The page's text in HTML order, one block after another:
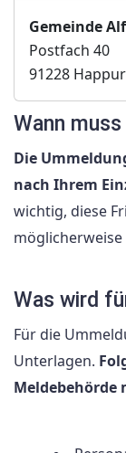
Gemeinde
Postfach 40
91228
Wann
Die
nach Ihrem
wichtig, diese
Was wird
Für die
Unterlagen.
Meldebehörde